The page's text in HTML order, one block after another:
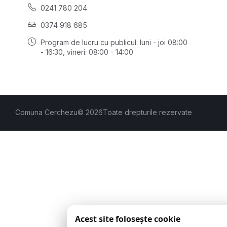
0241 780 204
0374 918 685
Program de lucru cu publicul: luni - joi 08:00
- 16:30 , vineri: 08:00 - 14:00
Comuna Cerchezu© 2026Toate drepturile rezervate
Acest site folosește cookie